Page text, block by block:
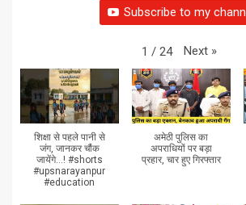
Subscribe to my
1 / 24 Next »
शिक्षा से पहले पानी से
जंग, जानकर चौंक
जायेंगे...! #shorts
#upsnarayanpur
#education
अमेठी पुलिस का
अपराधियों पर बड़ा
प्रहार, चार हुए गिरफ्तार